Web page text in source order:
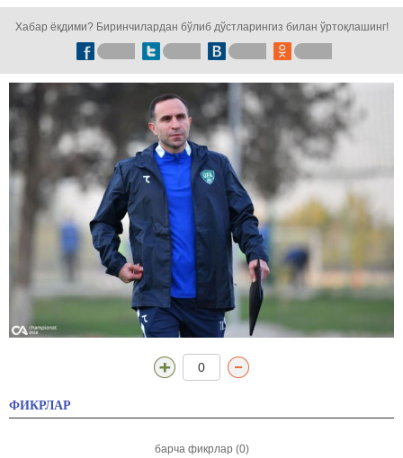
Хабар ёқдими? Биринчилардан бўлиб дўстларингиз билан ўртоқлашинг!
0
ФИКРЛАР
барча фикрлар (0)